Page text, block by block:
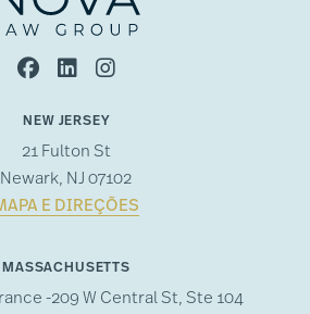
NEW JERSEY
21 Fulton St
Newark, NJ 07102
E DIREÇÕES
MASSACHUSETTS
-209 W Central St, Ste 104